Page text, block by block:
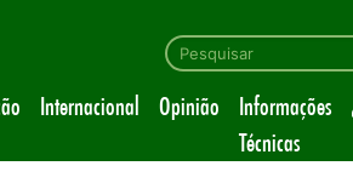
Internacional Opinião
Informações
Técnicas